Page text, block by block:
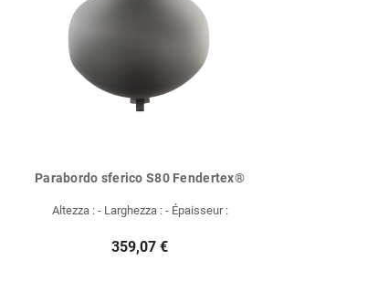
Parabordo sferico S80 Fendertex®
Altezza : - Larghezza : - Épaisseur :
359,07 €